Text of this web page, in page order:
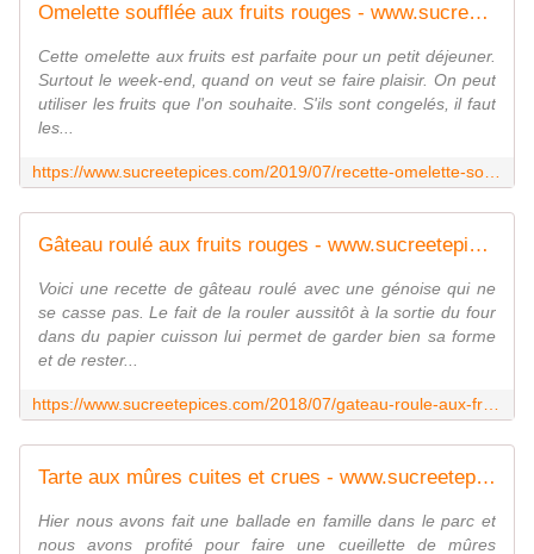
Omelette soufflée aux fruits rouges - www.sucreetepices.com
Cette omelette aux fruits est parfaite pour un petit déjeuner.
Surtout le week-end, quand on veut se faire plaisir. On peut
utiliser les fruits que l'on souhaite. S'ils sont congelés, il faut
les...
Gâteau roulé aux fruits rouges - www.sucreetepices.com
Voici une recette de gâteau roulé avec une génoise qui ne
se casse pas. Le fait de la rouler aussitôt à la sortie du four
dans du papier cuisson lui permet de garder bien sa forme
et de rester...
Tarte aux mûres cuites et crues - www.sucreetepices.com
Hier nous avons fait une ballade en famille dans le parc et
nous avons profité pour faire une cueillette de mûres